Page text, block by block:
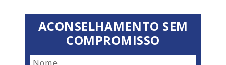
ACONSELHAMENTO SEM
COMPROMISSO